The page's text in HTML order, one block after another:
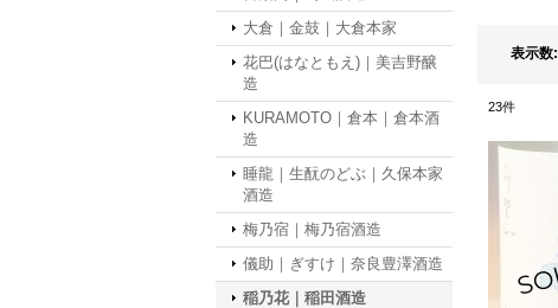
大倉｜金鼓｜大倉本家
花巴(はなともえ)｜美吉野醸
造
KURAMOTO｜倉本｜倉本酒
造
睡龍｜生酛のどぶ｜久保本家
酒造
梅乃宿｜梅乃宿酒造
儀助｜ぎすけ｜奈良豊澤酒造
稲乃花｜稲田酒造
表示数:
23件